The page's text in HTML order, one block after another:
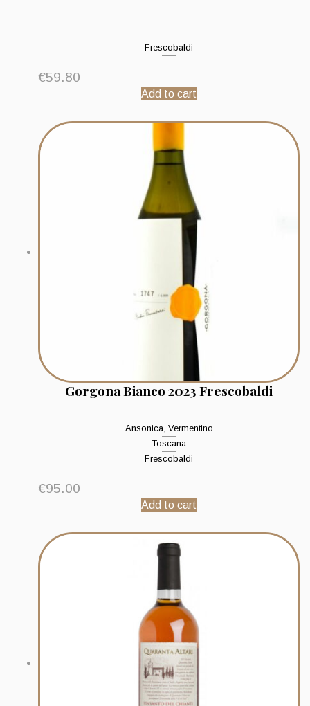
Frescobaldi
€59.80
Add to cart
Gorgona Bianco 2023 Frescobaldi
Ansonica, Vermentino
Toscana
Frescobaldi
€95.00
Add to cart